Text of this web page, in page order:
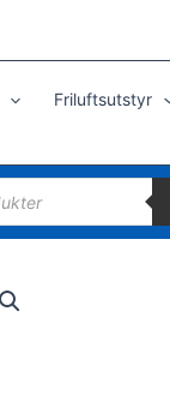
Friluftsutstyr